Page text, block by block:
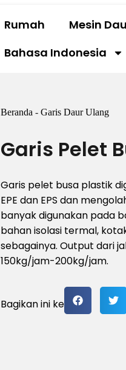
Rumah Mesin
Bahasa Indonesia
Beranda - Garis Daur Ulang
Garis Pelet
Garis pelet busa plastik
EPE dan EPS dan
banyak digunakan pada
bahan isolasi termal,
sebagainya. Output dari
150kg/jam-200kg/jam.
Bagikan ini ke